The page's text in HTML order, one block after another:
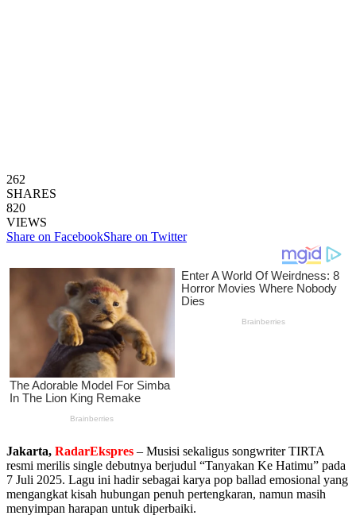
262
SHARES
820
VIEWS
Share on FacebookShare on Twitter
Jakarta, RadarEkspres – Musisi sekaligus songwriter TIRTA
resmi merilis single debutnya berjudul “Tanyakan Ke Hatimu” pada
7 Juli 2025. Lagu ini hadir sebagai karya pop ballad emosional yang
mengangkat kisah hubungan penuh pertengkaran, namun masih
menyimpan harapan untuk diperbaiki.